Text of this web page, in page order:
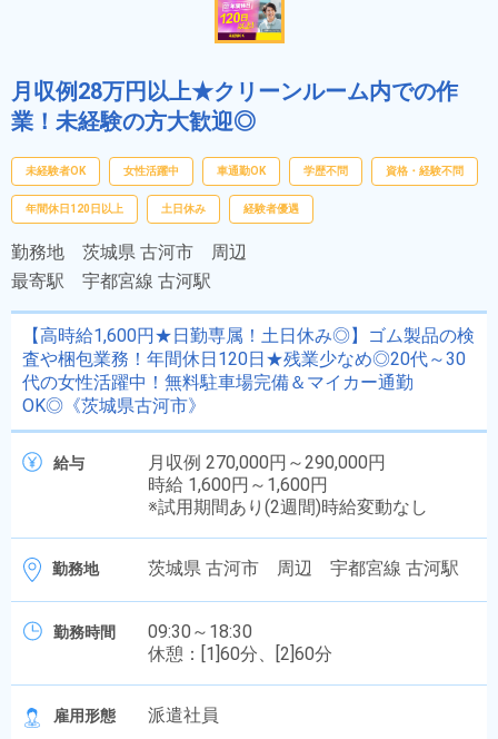
月収例28万円以上★クリーンルーム内での作
業！未経験の方大歓迎◎
未経験者OK 女性活躍中 車通勤OK 学歴不問 資格・経験不問
年間休日120日以上 土日休み 経験者優遇
勤務地 茨城県 古河市 周辺
最寄駅 宇都宮線 古河駅
【高時給1,600円★日勤専属！土日休み◎】ゴム製品の検
査や梱包業務！年間休日120日★残業少なめ◎20代～30
代の女性活躍中！無料駐車場完備＆マイカー通勤
OK◎《茨城県古河市》
給与
月収例 270,000円～290,000円
時給 1,600円～1,600円
※試用期間あり(2週間)時給変動なし
勤務地 茨城県 古河市 周辺 宇都宮線 古河駅
勤務時間
09:30～18:30
休憩：[1]60分、[2]60分
雇用形態 派遣社員